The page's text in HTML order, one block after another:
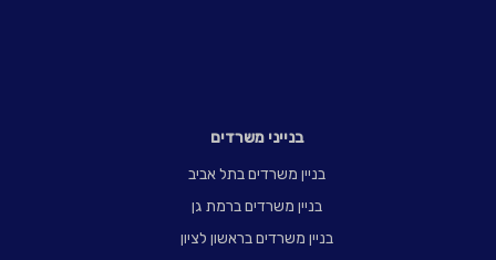
בנייני משרדים
בניין משרדים בתל אביב
בניין משרדים ברמת גן
בניין משרדים בראשון לציון